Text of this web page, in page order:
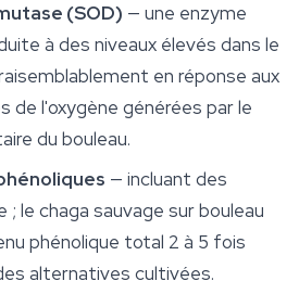
(SOD) — une enzyme
à des niveaux élevés dans le
en réponse aux
de l'oxygène générées par le
du bouleau.
— incluant des
; le chaga sauvage sur bouleau
phénolique total 2 à 5 fois
alternatives cultivées.